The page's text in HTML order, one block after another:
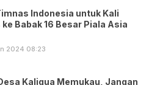
Indonesia untuk Kali
Babak 16 Besar Piala Asia
2024 08:23
Kaligua Memukau, Jangan